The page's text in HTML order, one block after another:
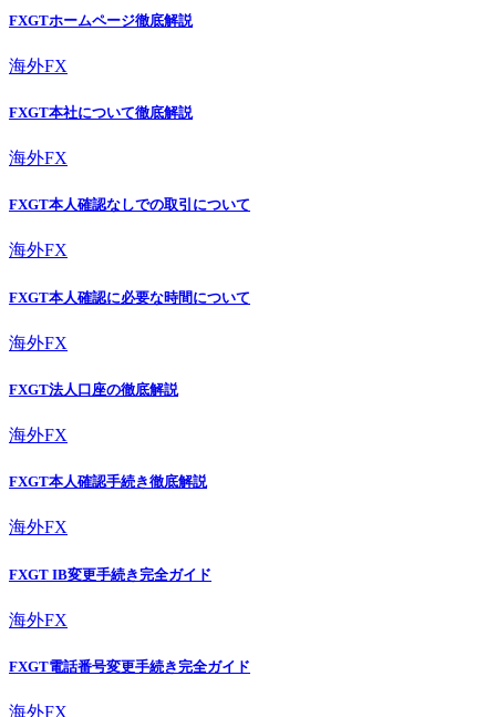
FXGTホームページ徹底解説
海外FX
FXGT本社について徹底解説
海外FX
FXGT本人確認なしでの取引について
海外FX
FXGT本人確認に必要な時間について
海外FX
FXGT法人口座の徹底解説
海外FX
FXGT本人確認手続き徹底解説
海外FX
FXGT IB変更手続き完全ガイド
海外FX
FXGT電話番号変更手続き完全ガイド
海外FX